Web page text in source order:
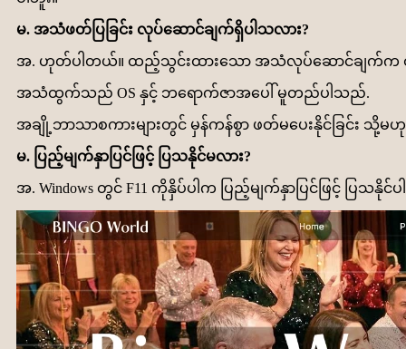
မ. အသံဖတ်ပြခြင်း လုပ်ဆောင်ချက်ရှိပါသလား?
အ. ဟုတ်ပါတယ်။ ထည့်သွင်းထားသော အသံလုပ်ဆောင်ချက်က
အသံထွက်သည် OS နှင့် ဘရောက်ဇာအပေါ် မူတည်ပါသည်.
အချို့ဘာသာစကားများတွင် မှန်ကန်စွာ ဖတ်မပေးနိုင်ခြင်း သို့
မ. ပြည့်မျက်နှာပြင်ဖြင့် ပြသနိုင်မလား?
အ. Windows တွင် F11 ကိုနှိပ်ပါက ပြည့်မျက်နှာပြင်ဖြင့် ပြသနိုင်ပ